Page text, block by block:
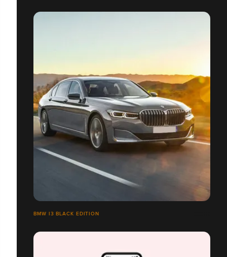
BMW I3 BLACK EDITION